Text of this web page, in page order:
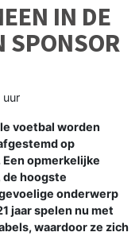
IN DE
SPONSOR
uur
voetbal worden
op
opmerkelijke
de hoogste
onderwerp
jaar spelen nu met
waardoor ze zich